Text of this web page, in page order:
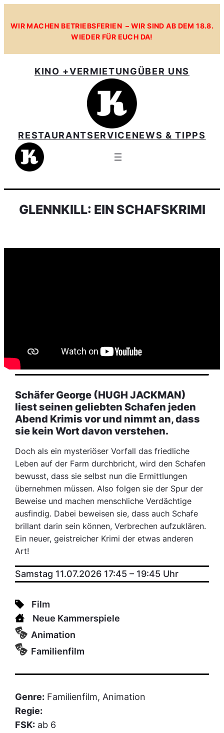
WIR MACHEN BETRIEBSFERIEN – WIR SIND AB DEM 18.8.
WIEDER FÜR EUCH DA!
KINO +VERMIETUNGÜBER UNS
RESTAURANTSERVICENEWS & TIPPS
GLENNKILL: EIN SCHAFSKRIMI
Schäfer George (HUGH JACKMAN)
liest seinen geliebten Schafen jeden
Abend Krimis vor und nimmt an, dass
sie kein Wort davon verstehen.
Doch als ein mysteriöser Vorfall das friedliche
Leben auf der Farm durchbricht, wird den Schafen
bewusst, dass sie selbst nun die Ermittlungen
übernehmen müssen. Also folgen sie der Spur der
Beweise und machen menschliche Verdächtige
ausfindig. Dabei beweisen sie, dass auch Schafe
brillant darin sein können, Verbrechen aufzuklären.
Ein neuer, geistreicher Krimi der etwas anderen
Art!
Samstag 11.07.2026 17:45 – 19:45 Uhr
Film
Neue Kammerspiele
Animation
Familienfilm
Genre: Familienfilm, Animation
Regie:
FSK: ab 6